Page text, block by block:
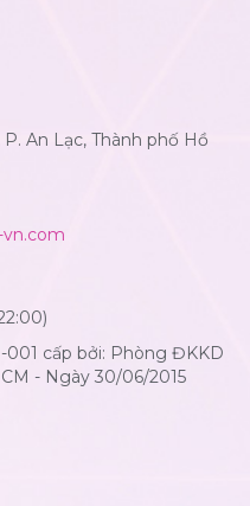
An Lạc, Thành phố Hồ
001 cấp bởi: Phòng ĐKKD
- Ngày 30/06/2015